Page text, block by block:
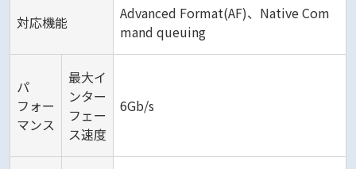
対応機能
Advanced Format(AF)、Native Com
mand queuing
パ
フォー
マンス
最大イ
ンター
フェー
ス速度
6Gb/s